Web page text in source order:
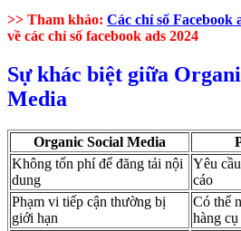
>> Tham khảo: Các chỉ số Facebook
về các chỉ số facebook ads 2024
Sự khác biệt giữa
Media
Organic Social Media
Không tốn phí để đăng tải nội
dung
Yêu
cáo
Phạm vi tiếp cận thường bị
giới hạn
Có thể
hàng cụ